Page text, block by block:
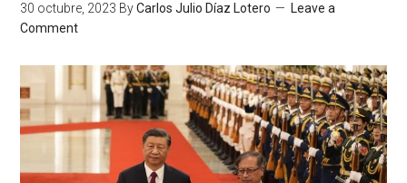
30 octubre, 2023 ByCarlos Julio Díaz Lotero
Leave a
Comment